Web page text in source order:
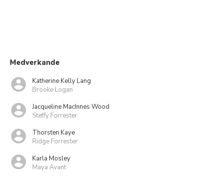
Medverkande
Katherine Kelly Lang
Brooke Logan
Jacqueline MacInnes Wood
Steffy Forrester
Thorsten Kaye
Ridge Forrester
Karla Mosley
Maya Avant